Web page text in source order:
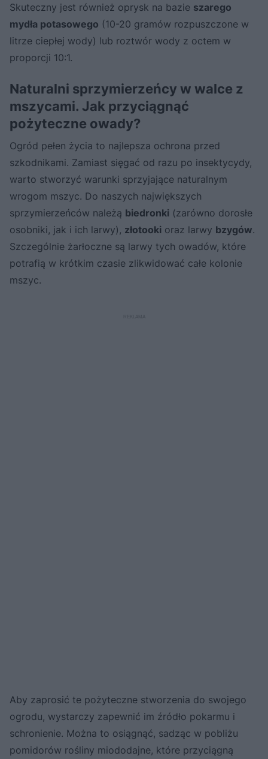
Skuteczny jest również oprysk na bazie szarego
mydła potasowego (10-20 gramów rozpuszczone w
litrze ciepłej wody) lub roztwór wody z octem w
proporcji 10:1.
Naturalni sprzymierzeńcy w walce z
mszycami. Jak przyciągnąć
pożyteczne owady?
Ogród pełen życia to najlepsza ochrona przed
szkodnikami. Zamiast sięgać od razu po insektycydy,
warto stworzyć warunki sprzyjające naturalnym
wrogom mszyc. Do naszych największych
sprzymierzeńców należą biedronki (zarówno dorosłe
osobniki, jak i ich larwy), złotooki oraz larwy bzygów.
Szczególnie żarłoczne są larwy tych owadów, które
potrafią w krótkim czasie zlikwidować całe kolonie
mszyc.
Aby zaprosić te pożyteczne stworzenia do swojego
ogrodu, wystarczy zapewnić im źródło pokarmu i
schronienie. Można to osiągnąć, sadząc w pobliżu
pomidorów rośliny miododajne, które przyciągną